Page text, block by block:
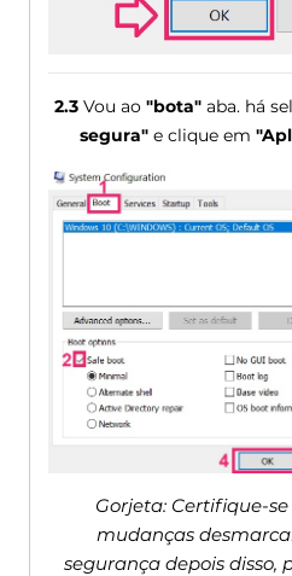
2.3Vou ao "bota"aba. há
segura" e clique em
Gorjeta: Certifique-
mudanças
segurança depois disso,